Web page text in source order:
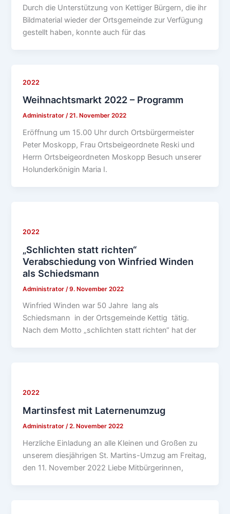
Durch die Unterstützung von Kettiger Bürgern, die ihr
Bildmaterial wieder der Ortsgemeinde zur Verfügung
gestellt haben, konnte auch für das
2022
Weihnachtsmarkt 2022 – Programm
Administrator/21. November 2022
Eröffnung um 15.00 Uhr durch Ortsbürgermeister
Peter Moskopp, Frau Ortsbeigeordnete Reski und
Herrn Ortsbeigeordneten Moskopp Besuch unserer
Holunderkönigin Maria I.
2022
„Schlichten statt richten“
Verabschiedung von Winfried Winden
als Schiedsmann
Administrator /9. November 2022
Winfried Winden war 50 Jahre lang als
Schiedsmann in der Ortsgemeinde Kettig tätig.
Nach dem Motto „schlichten statt richten“ hat der
2022
Martinsfest mit Laternenumzug
Administrator/2. November 2022
Herzliche Einladung an alle Kleinen und Großen zu
unserem diesjährigen St. Martins-Umzug am Freitag,
den 11. November 2022 Liebe Mitbürgerinnen,